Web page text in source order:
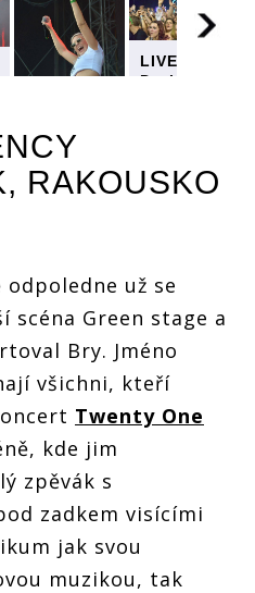
LIVE:
Druhý den
Galantis i
Anne-
Marie, o
Placebo
zájem
LIVE:
Druhý den
Galantis i
Anne-
zájem
RAKOUSKO
už se
scéna Green stage a
Bry. Jméno
všichni, kteří
Twenty One
kde jim
zpěvák s
zadkem visícími
jak svou
muzikou, tak